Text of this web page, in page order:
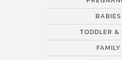
BABIES
TODDLER &
FAMILY